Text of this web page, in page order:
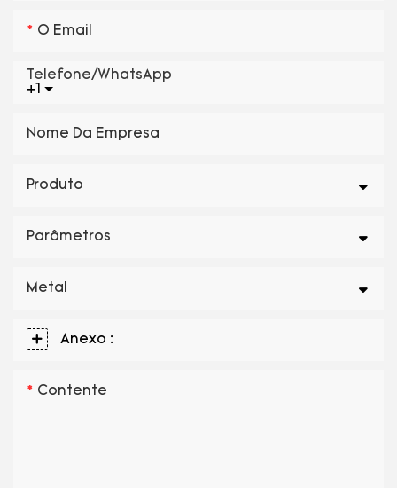
O Email
+1
Telefone/WhatsApp
Nome Da Empresa
Produto
Parâmetros
Metal
Anexo :
Contente